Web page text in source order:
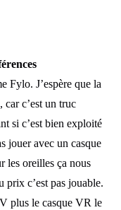
Fylo. J’espère que la
c’est un truc
si c’est bien exploité
jouer avec un casque
les oreilles ça nous
prix c’est pas jouable.
plus le casque VR le